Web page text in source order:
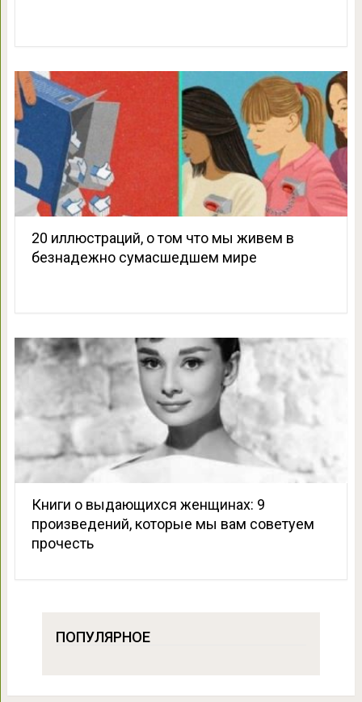
20 иллюстраций, о том что мы живем в
безнадежно сумасшедшем мире
Книги о выдающихся женщинах: 9
произведений, которые мы вам советуем
прочесть
ПОПУЛЯРНОЕ